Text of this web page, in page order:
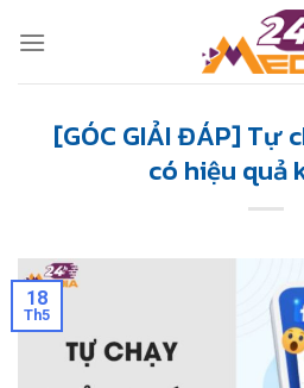
[GÓC GIẢI ĐÁP] Tự
có hiệu quả
18
Th5